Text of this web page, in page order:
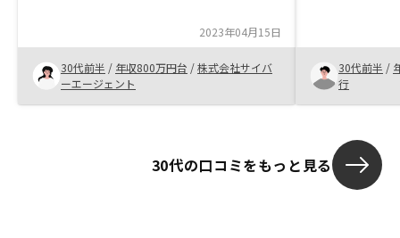
プリでやり取りできるので埋もれなくて良
いと感じております。
2023年04月15日
30代前半 / 年収800万円台 /株式会社サイバ
ーエージェント
と。ウェブで
事もあったが
と感じた。
30代前半 /
行
30代の口コミをもっと見る